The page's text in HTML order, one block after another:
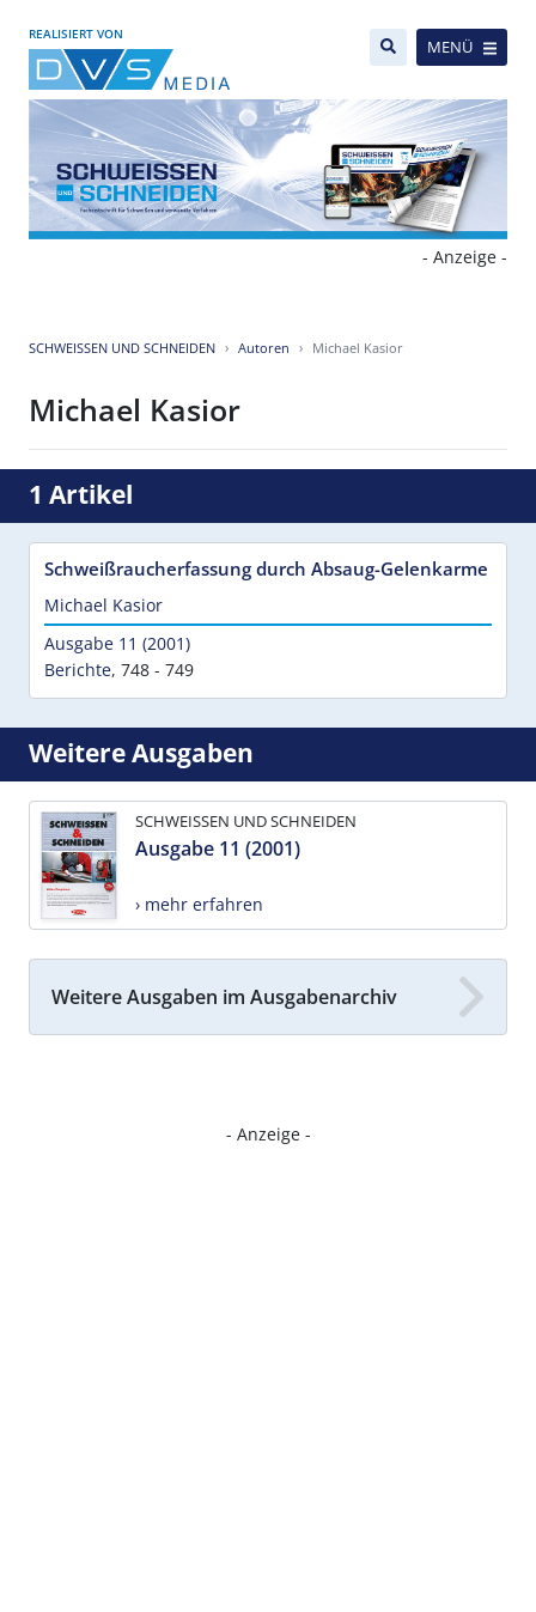
REALISIERT VON
MENÜ
- Anzeige -
SCHWEISSEN UND SCHNEIDEN Autoren Michael Kasior
Michael Kasior
1 Artikel
Schweißraucherfassung durch Absaug-Gelenkarme
Michael Kasior
Ausgabe 11 (2001)
Berichte, 748 - 749
Weitere Ausgaben
SCHWEISSEN UND SCHNEIDEN
Ausgabe 11 (2001)
› mehr erfahren
Weitere Ausgaben im Ausgabenarchiv
- Anzeige -